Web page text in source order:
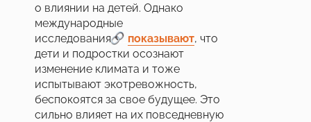
о влиянии на детей. Однако
международные
исследования___ показывают, что
дети и подростки осознают
изменение климата и тоже
испытывают экотревожность,
беспокоятся за свое будущее. Это
сильно влияет на их повседневную